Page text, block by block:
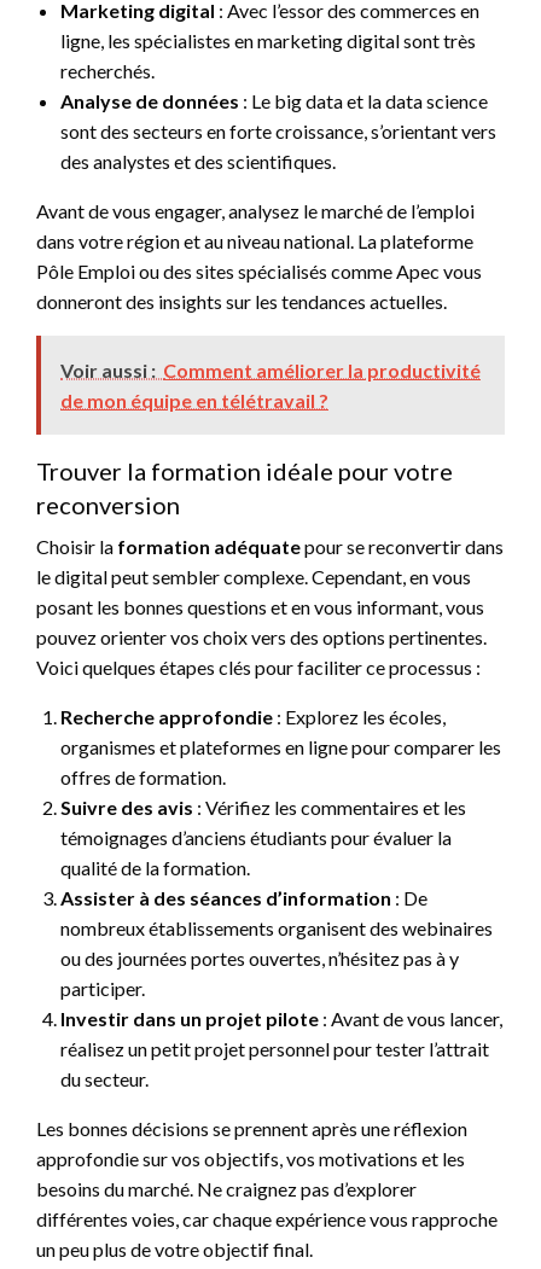
Marketing digital : Avec l’essor des commerces en
ligne, les spécialistes en marketing digital sont très
recherchés.
Analyse de données : Le big data et la data science
sont des secteurs en forte croissance, s’orientant vers
des analystes et des scientifiques.
Avant de vous engager, analysez le marché de l’emploi
dans votre région et au niveau national. La plateforme
Pôle Emploi ou des sites spécialisés comme Apec vous
donneront des insights sur les tendances actuelles.
Voir aussi : Comment améliorer la productivité
de mon équipe en télétravail ?
Trouver la formation idéale pour votre
reconversion
Choisir la formation adéquatepour se reconvertir dans
le digital peut sembler complexe. Cependant, en vous
posant les bonnes questions et en vous informant, vous
pouvez orienter vos choix vers des options pertinentes.
Voici quelques étapes clés pour faciliter ce processus :
Recherche approfondie : Explorez les écoles,
organismes et plateformes en ligne pour comparer les
offres de formation.
Suivre des avis : Vérifiez les commentaires et les
témoignages d’anciens étudiants pour évaluer la
qualité de la formation.
Assister à des séances d’information : De
nombreux établissements organisent des webinaires
ou des journées portes ouvertes, n’hésitez pas à y
participer.
Investir dans un projet pilote : Avant de vous lancer,
réalisez un petit projet personnel pour tester l’attrait
du secteur.
Les bonnes décisions se prennent après une réflexion
approfondie sur vos objectifs, vos motivations et les
besoins du marché. Ne craignez pas d’explorer
différentes voies, car chaque expérience vous rapproche
un peu plus de votre objectif final.